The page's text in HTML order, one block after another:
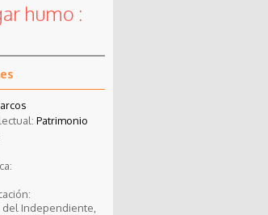
humo :
Patrimonio
del Independiente,